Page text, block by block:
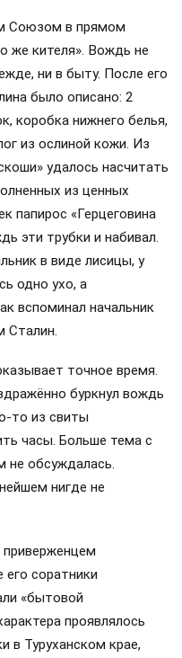
Союзом в прямом
же кителя». Вождь не
ни в быту. После его
было описано: 2
коробка нижнего белья,
из ослиной кожи. Из
удалось насчитать
из ценных
папирос «Герцеговина
эти трубки и набивал.
в виде лисицы, у
одно ухо, а
вспоминал начальник
Сталин.
точное время.
буркнул вождь
то из свиты
часы. Больше тема с
не обсуждалась.
нигде не
соратники
«бытовой
проявлялось
в Туруханском крае,